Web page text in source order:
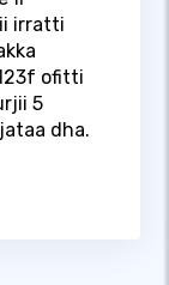
irratti
ofitti
5
dha.